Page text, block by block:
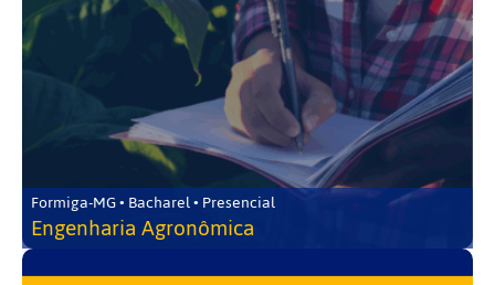
Formiga-MG • Bacharel • Presencial
Engenharia Agronômica